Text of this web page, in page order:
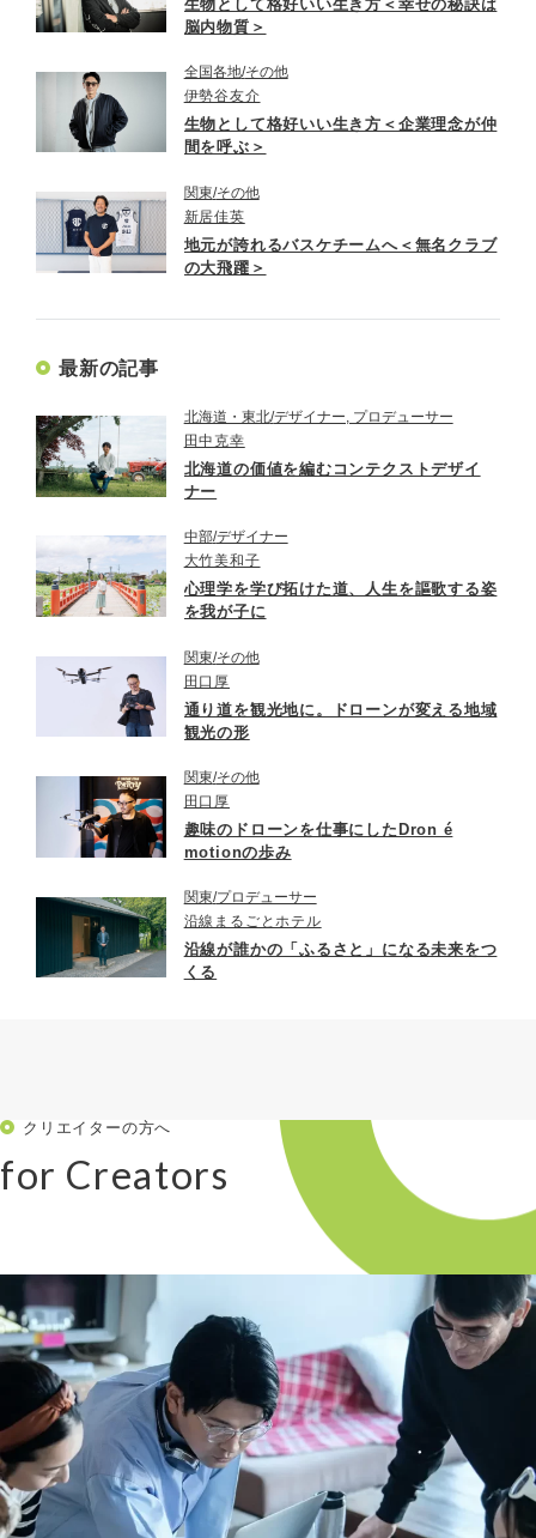
生物として格好いい生き方＜幸せの秘訣は
脳内物質＞
全国各地 その他
伊勢谷友介
生物として格好いい生き方＜企業理念が仲
間を呼ぶ＞
関東 その他
新居佳英
地元が誇れるバスケチームへ＜無名クラブ
の大飛躍＞
最新の記事
北海道・東北 デザイナー, プロデューサー
田中克幸
北海道の価値を編むコンテクストデザイ
ナー
中部 デザイナー
大竹美和子
心理学を学び拓けた道、人生を謳歌する姿
を我が子に
関東 その他
田口厚
通り道を観光地に。ドローンが変える地域
観光の形
関東 その他
田口厚
趣味のドローンを仕事にしたDron é
motionの歩み
関東 プロデューサー
沿線まるごとホテル
沿線が誰かの「ふるさと」になる未来をつ
くる
クリエイターの方へ
for Creators